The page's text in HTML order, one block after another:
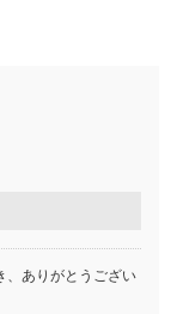
、ありがとうござい